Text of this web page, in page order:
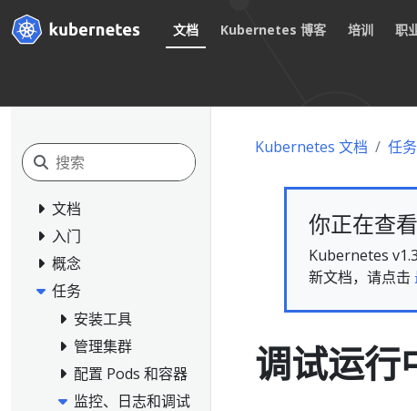
文档 Kubernetes 博客 培训 职
文档
入门
概念
任务
安装工具
管理集群
配置 Pods 和容器
监控、日志和调试
Kubernetes 文档 任务
你正在查
Kubernetes
新文档，请点击
调试运行